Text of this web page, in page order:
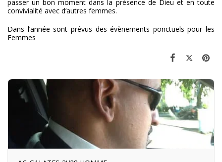
passer un bon moment dans la présence de Dieu et en toute
convivialité avec d’autres femmes.
Dans l’année sont prévus des évènements ponctuels pour les
Femmes